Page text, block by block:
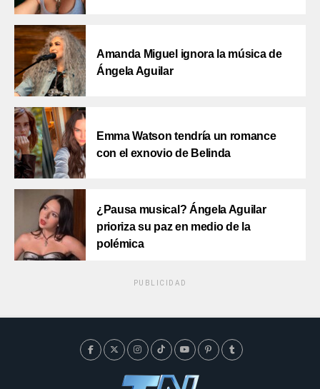
Amanda Miguel ignora la música de
Ángela Aguilar
Emma Watson tendría un romance
con el exnovio de Belinda
¿Pausa musical? Ángela Aguilar
prioriza su paz en medio de la
polémica
PUBLICIDAD